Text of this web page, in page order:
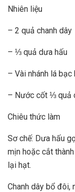
Nhiên liệu
– 2 quả chanh dây
– ⅓ quả dưa hấu
– Vài nhánh lá bạc
– Nước cốt ⅓ quả
Chiêu thức làm
Sơ chế: Dưa hấu
mịn hoặc cắt
lại hạt.
Chanh dây bổ đôi,